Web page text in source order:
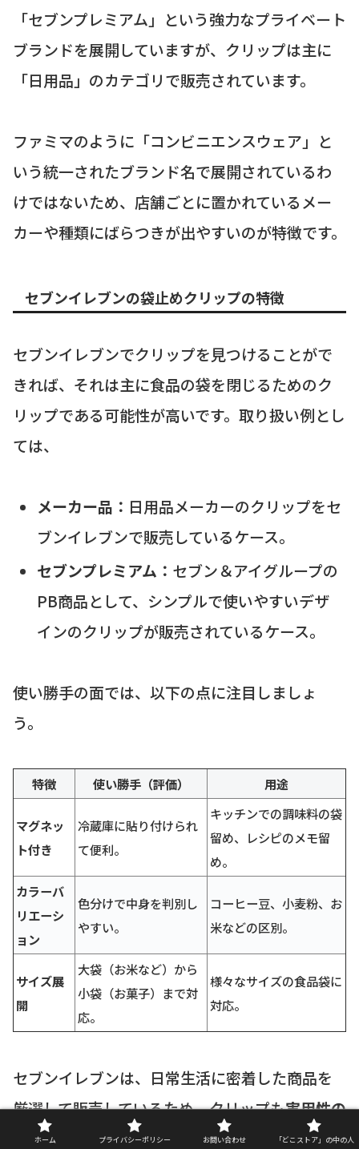
「セブンプレミアム」という強力なプライベート
ブランドを展開していますが、クリップは主に
「日用品」のカテゴリで販売されています。
ファミマのように「コンビニエンスウェア」と
いう統一されたブランド名で展開されているわ
けではないため、店舗ごとに置かれているメー
カーや種類にばらつきが出やすいのが特徴です。
セブンイレブンの袋止めクリップの特徴
セブンイレブンでクリップを見つけることがで
きれば、それは主に食品の袋を閉じるためのク
リップである可能性が高いです。取り扱い例とし
ては、
メーカー品： 日用品メーカーのクリップをセ
ブンイレブンで販売しているケース。
セブンプレミアム： セブン＆アイグループの
PB商品として、シンプルで使いやすいデザ
インのクリップが販売されているケース。
使い勝手の面では、以下の点に注目しましょ
う。
特徴 使い勝手（評価） 用途
マグネッ
ト付き
冷蔵庫に貼り付けられ
て便利。
キッチンでの調味料の袋
留め、レシピのメモ留
め。
カラーバ
リエーシ
ョン
色分けで中身を判別し
やすい。
コーヒー豆、小麦粉、お
米などの区別。
サイズ展
開
大袋（お米など）から
小袋（お菓子）まで対
応。
様々なサイズの食品袋に
対応。
セブンイレブンは、日常生活に密着した商品を
厳選して販売しているため、クリップも実用性の
高い機能（特に密閉性）
を重視したものが多い
ホーム プライバシーポリシー お問い合わせ 「どこストア」の中の人